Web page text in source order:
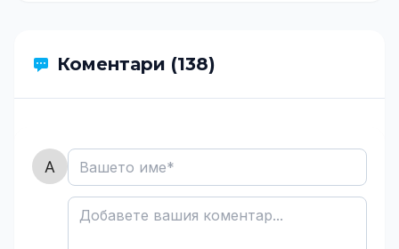
Коментари (138)